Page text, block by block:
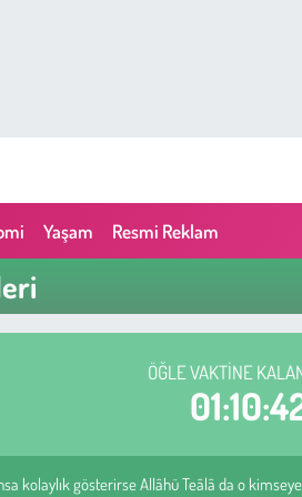
Yaşam Resmi Reklam
ÖĞLE VAKTINE
01:10:41
kolaylık gösterirse Allâhü Teâlâ da o